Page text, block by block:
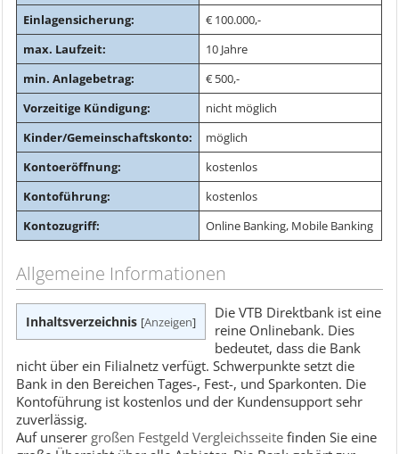
Einlagensicherung:
€ 100.000,-
max. Laufzeit:
10 Jahre
min. Anlagebetrag:
€ 500,-
Vorzeitige Kündigung:
nicht möglich
Kinder/Gemeinschaftskonto:
möglich
Kontoeröffnung:
kostenlos
Kontoführung:
kostenlos
Kontozugriff:
Online Banking, Mobile Banking
Allgemeine Informationen
Inhaltsverzeichnis [Anzeigen]
Die VTB Direktbank ist eine
reine Onlinebank. Dies
bedeutet, dass die Bank
nicht über ein Filialnetz verfügt. Schwerpunkte setzt die
Bank in den Bereichen Tages-, Fest-, und Sparkonten. Die
Kontoführung ist kostenlos und der Kundensupport sehr
zuverlässig.
Auf unserer großen Festgeld Vergleichsseite finden Sie eine